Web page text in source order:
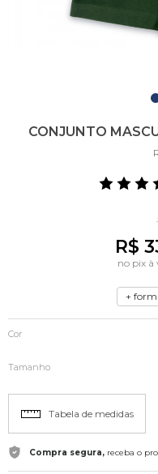
CONJUNTO
R$
no pix à
+
Cor
Tamanho
Tabela de medidas
Compra segura, receba o